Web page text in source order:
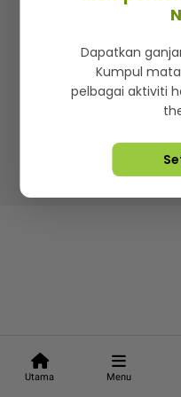
Utama Menu
Terma &
Hakcipta Terpelihara ©
Dapatkan
Kumpul
pelbagai aktiviti